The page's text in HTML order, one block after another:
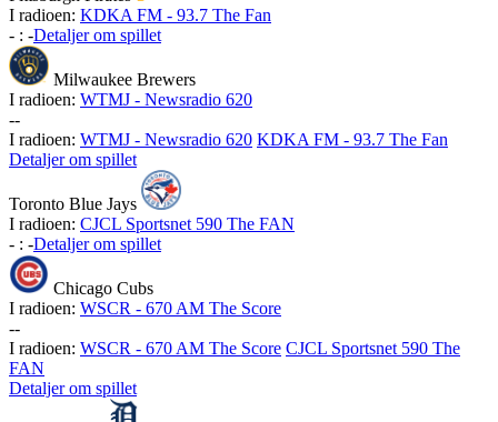
I radioen: KDKA FM - 93.7 The Fan
- : -Detaljer om spillet
Milwaukee Brewers
I radioen: WTMJ - Newsradio 620
--
I radioen: WTMJ - Newsradio 620 KDKA FM - 93.7 The Fan
Detaljer om spillet
Toronto Blue Jays
I radioen: CJCL Sportsnet 590 The FAN
- : -Detaljer om spillet
Chicago Cubs
I radioen: WSCR - 670 AM The Score
--
I radioen: WSCR - 670 AM The Score CJCL Sportsnet 590 The
FAN
Detaljer om spillet